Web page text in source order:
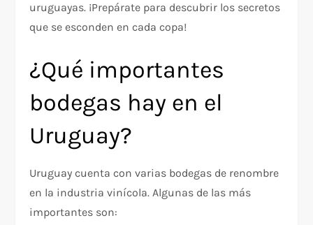
uruguayas. ¡Prepárate para descubrir los secretos
que se esconden en cada copa!
¿Qué importantes
bodegas hay en el
Uruguay?
Uruguay cuenta con varias bodegas de renombre
en la industria vinícola. Algunas de las más
importantes son: